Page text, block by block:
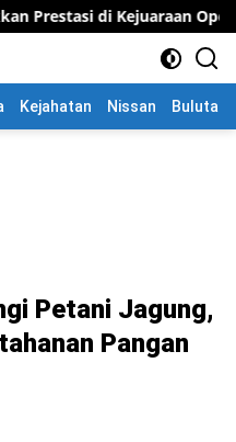
Open Piala Wali Kota
Kejahatan Nissan
Petani Jagung,
Pangan